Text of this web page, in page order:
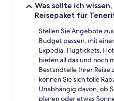
Was sollte ich
Reisepaket für
Stellen Sie Angebote
Budget passen, mit
Expedia. Flugtickets,
bieten all das und noch
Bestandteile Ihrer Reise
können Sie sich tolle
Unabhängig davon, ob
planen oder etwas